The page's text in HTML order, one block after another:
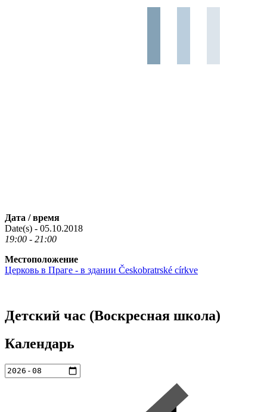
Дата / время
Date(s) - 05.10.2018
19:00 - 21:00
Местоположение
Церковь в Праге - в здании Českobratrské církve
Детский час (Воскресная школа)
Календарь